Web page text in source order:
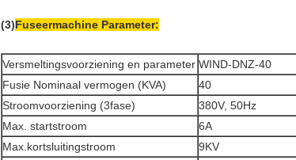
(3)Fuseermachine Parameter:
Versmeltingsvoorziening en parameter WIND-DNZ-40
Fusie Nominaal vermogen (KVA)
40
Stroomvoorziening (3fase)
380V, 50Hz
Max. startstroom
6A
Max.kortsluitingstroom
9KV